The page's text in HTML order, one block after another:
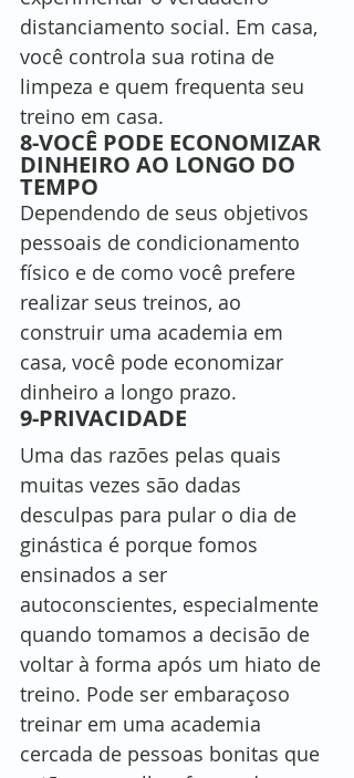
distanciamento social. Em casa,
você controla sua rotina de
limpeza e quem frequenta seu
treino em casa.
8-VOCÊ PODE ECONOMIZAR
DINHEIRO AO LONGO DO
TEMPO
Dependendo de seus objetivos
pessoais de condicionamento
físico e de como você prefere
realizar seus treinos, ao
construir uma academia em
casa, você pode economizar
dinheiro a longo prazo.
9-PRIVACIDADE
Uma das razões pelas quais
muitas vezes são dadas
desculpas para pular o dia de
ginástica é porque fomos
ensinados a ser
autoconscientes, especialmente
quando tomamos a decisão de
voltar à forma após um hiato de
treino. Pode ser embaraçoso
treinar em uma academia
cercada de pessoas bonitas que